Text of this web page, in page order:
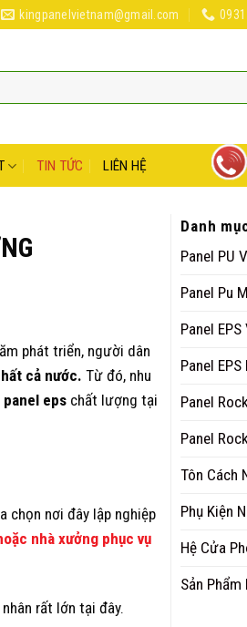
kingpanelvietnam@gmail.com
TIN TỨC LIÊN HỆ
phát triển, người dân
cả nước. Từ đó, nhu
panel eps chất lượng tại
chọn nơi đây lập nghiệp
nhà xưởng phục vụ
rất lớn tại đây.
Danh
Panel PU
Panel Pu
Panel EPS
Panel EPS
Panel
Panel
Tôn Cách
Phụ Kiện
Hệ Cửa
Sản Phẩm